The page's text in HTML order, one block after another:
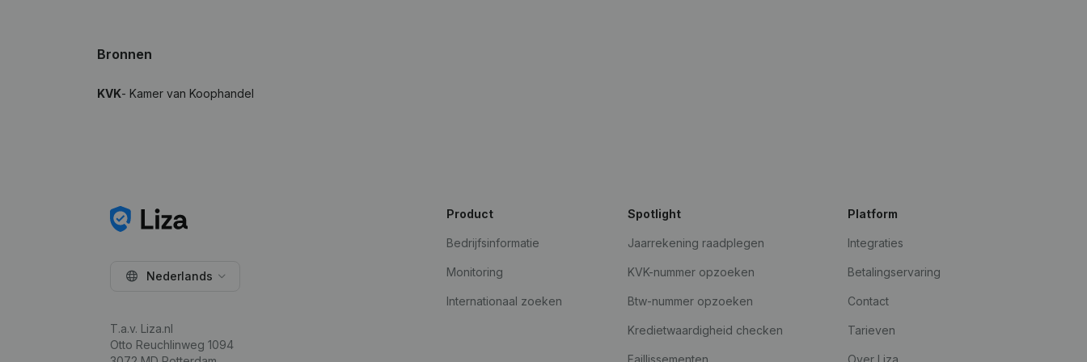
Bronnen
KVK- Kamer van Koophandel
Nederlands
T.a.v. Liza.nl
Otto Reuchlinweg 1094
Product
Bedrijfsinformatie
Monitoring
Internationaal zoeken
Spotlight
Jaarrekening raadplegen
KVK-nummer opzoeken
Btw-nummer opzoeken
Kredietwaardigheid checken
Faillissementen
Platform
Integraties
Betalingservaring
Contact
Tarieven
Over Liza